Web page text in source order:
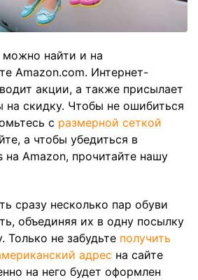
найти и на
Amazon.com. Интернет-
акции, а также присылает
скидку. Чтобы не ошибиться
с размерной сеткой
а чтобы убедиться в
на Amazon, прочитайте нашу
сразу несколько пар обуви
объединяя их в одну посылку
Только не забудьте получить
адрес на сайте
на него будет оформлен